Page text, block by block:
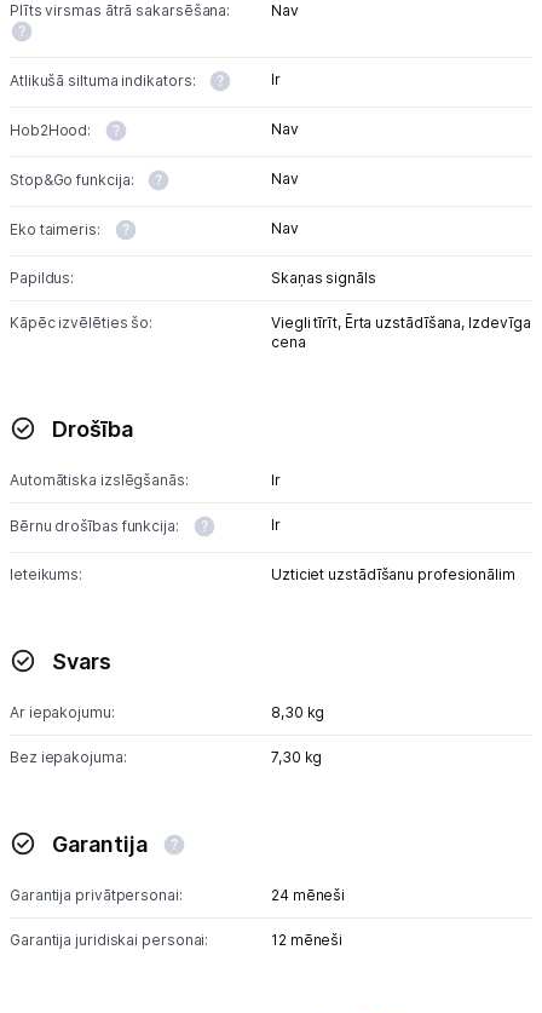
Plīts virsmas ātrā sakarsēšana: Nav
Atlikušā siltuma indikators: Ir
Hob2Hood: Nav
Stop&Go funkcija: Nav
Eko taimeris: Nav
Papildus: Skaņas signāls
Kāpēc izvēlēties šo: Viegli tīrīt, Ērta uzstādīšana, Izdevīga
cena
Drošība
Automātiska izslēgšanās: Ir
Bērnu drošības funkcija: Ir
Ieteikums: Uzticiet uzstādīšanu profesionālim
Svars
Ar iepakojumu: 8,30 kg
Bez iepakojuma: 7,30 kg
Garantija
Garantija privātpersonai: 24 mēneši
Garantija juridiskai personai: 12 mēneši